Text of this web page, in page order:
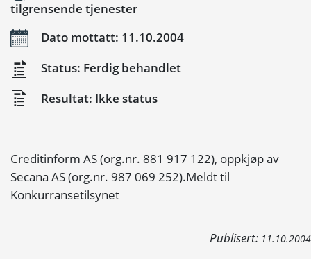
tilgrensende tjenester
Dato mottatt: 11.10.2004
Status: Ferdig behandlet
Resultat: Ikke status
Creditinform AS (org.nr. 881 917 122), oppkjøp av
Secana AS (org.nr. 987 069 252).Meldt til
Konkurransetilsynet
Publisert: 11.10.2004